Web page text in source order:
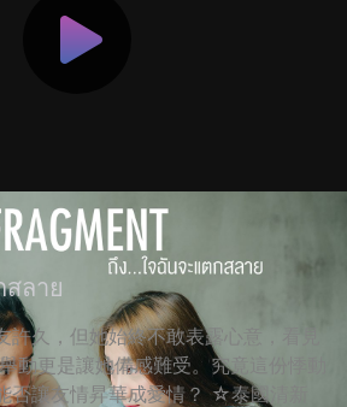
ลาย
許久，但她始終不敢表露心意，看見
動更是讓她備感難受。究竟這份悸動
否讓友情昇華成愛情？ ☆泰國清新